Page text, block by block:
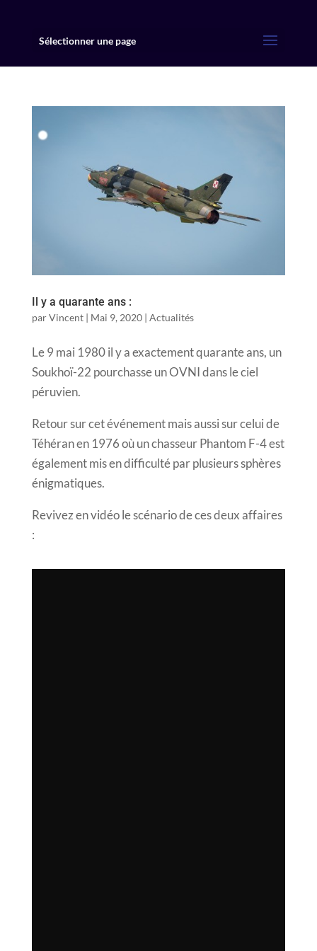
Sélectionner une page
Il y a quarante ans :
parVincent| Mai 9, 2020| Actualités
Le 9 mai 1980 il y a exactement quarante ans, un
Soukhoï-22 pourchasse un OVNI dans le ciel
péruvien.
Retour sur cet événement mais aussi sur celui de
Téhéran en 1976 où un chasseur Phantom F-4 est
également mis en difficulté par plusieurs sphères
énigmatiques.
Revivez en vidéo le scénario de ces deux affaires
: